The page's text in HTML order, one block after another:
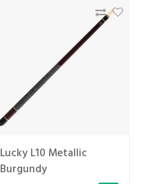
Lucky L10 Metallic
Burgundy